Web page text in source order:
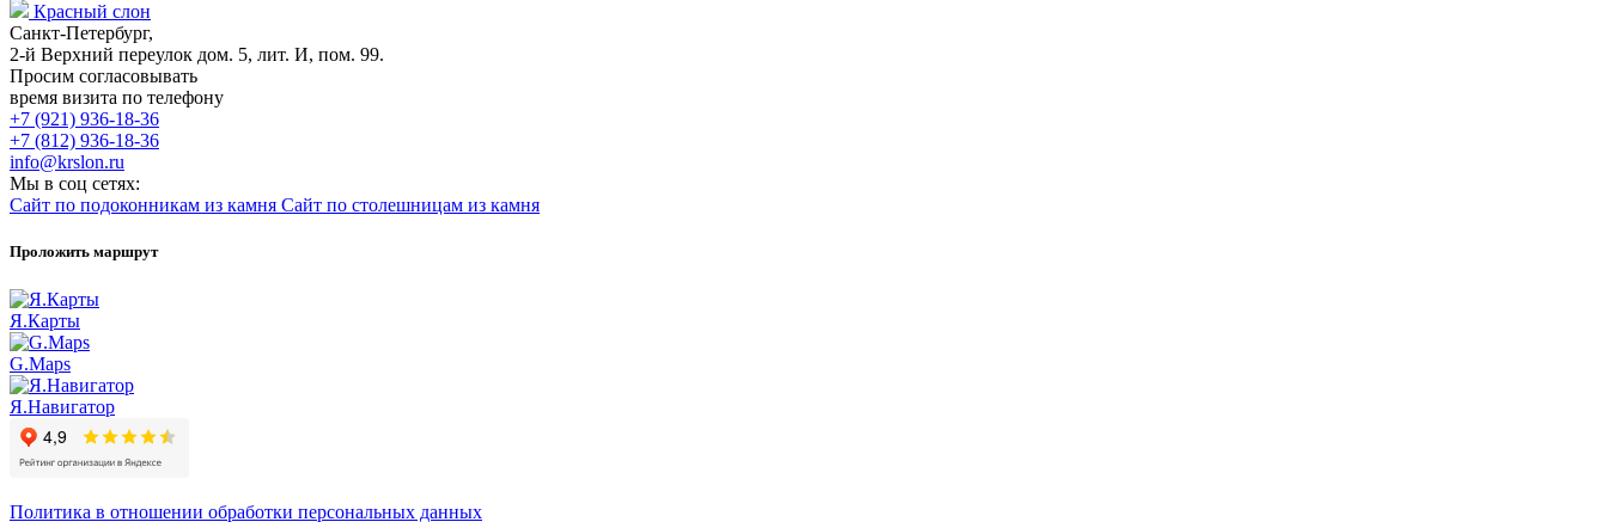
Красный слон
Санкт-Петербург,
2-й Верхний переулок дом. 5, лит. И, пом. 99.
Просим согласовывать
время визита по телефону
+7 (921) 936-18-36
+7 (812) 936-18-36
info@krslon.ru
Мы в соц сетях:
Сайт по подоконникам из камня Сайт по столешницам из камня
Проложить маршрут
Я.Карты
G.Maps
Я.Навигатор
Политика в отношении обработки персональных данных